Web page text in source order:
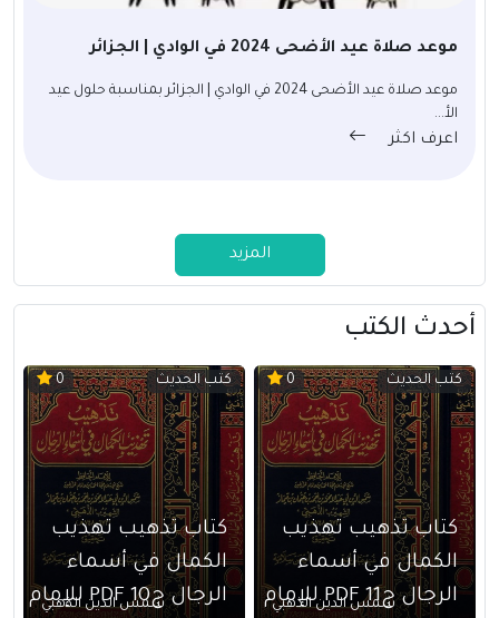
موعد صلاة عيد الأضحى 2024 في الوادي | الجزائر
موعد صلاة عيد الأضحى 2024 في الوادي | الجزائر بمناسبة حلول عيد
الأ...
اعرف اكثر
المزيد
أحدث الكتب
كتب الحديث 0
كتاب تذهيب تهذيب
الكمال في أسماء
الرجال ج11 PDF للإمام
شمس الدين الذهبي
كتب الحديث 0
كتاب تذهيب تهذيب
الكمال في أسماء
الرجال ج10 PDF للإمام
شمس الدين الذهبي